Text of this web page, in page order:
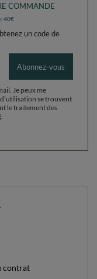
COMMANDE
40€
un code de
Abonnez-vous
Je peux me
se trouvent
le traitement des
contrat